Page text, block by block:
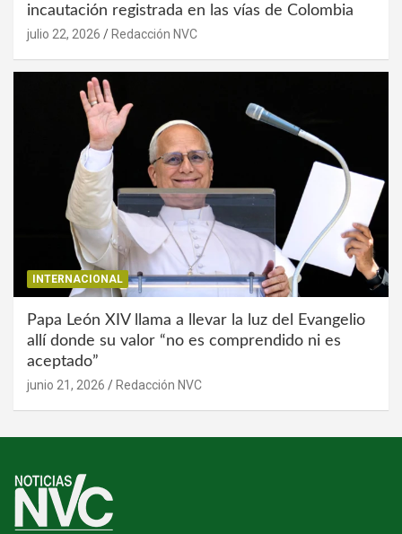
incautación registrada en las vías de Colombia
julio 22, 2026 Redacción NVC
INTERNACIONAL
Papa León XIV llama a llevar la luz del Evangelio
allí donde su valor “no es comprendido ni es
aceptado”
junio 21, 2026 Redacción NVC